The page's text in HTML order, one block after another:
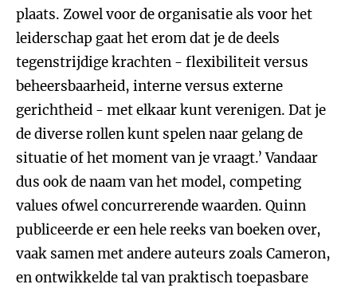
plaats. Zowel voor de organisatie als voor het
leiderschap gaat het erom dat je de deels
tegenstrijdige krachten - flexibiliteit versus
beheersbaarheid, interne versus externe
gerichtheid - met elkaar kunt verenigen. Dat je
de diverse rollen kunt spelen naar gelang de
situatie of het moment van je vraagt.’ Vandaar
dus ook de naam van het model, competing
values ofwel concurrerende waarden. Quinn
publiceerde er een hele reeks van boeken over,
vaak samen met andere auteurs zoals Cameron,
en ontwikkelde tal van praktisch toepasbare